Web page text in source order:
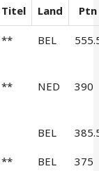
Titel Land Ptn
** BEL
** NED 390
BEL
** BEL 375